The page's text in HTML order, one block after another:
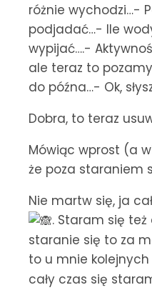
różnie wychodzi…-
podjadać…- Ile
wypijać….-
ale teraz to
do późna…- Ok,
Dobra, to teraz
Mówiąc wprost (a
że poza staraniem
Nie martw się, ja
. Staram się
staranie się to za
to u mnie kolejnych
cały czas się